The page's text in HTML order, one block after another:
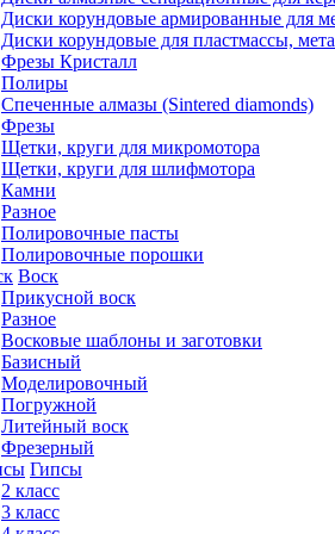
Диски корундовые армированные для
Диски корундовые для пластмассы,
Фрезы Кристалл
Полиры
Спеченные алмазы (Sintered diamonds)
Фрезы
Щетки, круги для микромотора
Щетки, круги для шлифмотора
Камни
Разное
Полировочные пасты
Полировочные порошки
Воск
Прикусной воск
Разное
Восковые шаблоны и заготовки
Базисный
Моделировочный
Погружной
Литейный воск
Фрезерный
Гипсы
2 класс
3 класс